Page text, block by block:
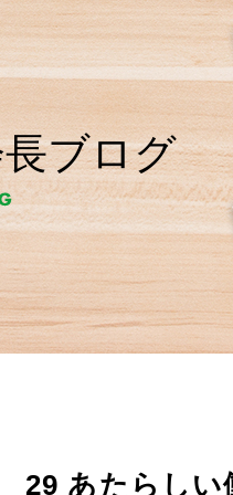
ブログ
29 あたらしい